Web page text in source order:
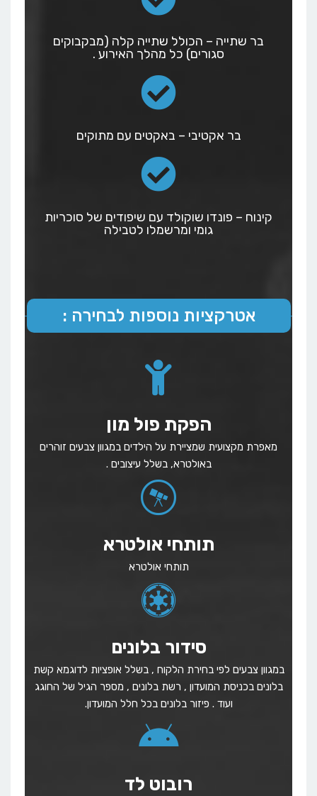
בר שתייה – הכולל שתייה קלה (מבקבוקים
סגורים) כל מהלך האירוע .
בר אקטיבי – באקטים עם מתוקים
קינוח – פונדו שוקולד עם שיפודים של סוכריות
גומי ומרשמלו לטבילה
אטרקציות נוספות לבחירה :
הפקת פול מון
מאפרת מקצועית שמציירת על הילדים במגוון צבעים זוהרים
באולטרא, בשלל עיצובים .
תותחי אולטרא
תותחי אולטרא
סידור בלונים
במגוון צבעים לפי בחירת הלקוח , בשלל אופציות לדוגמא קשת
בלונים בכניסת המועדון , רשת בלונים , מספר הגיל של החוגג
ועוד . פיזור בלונים בכל חלל המועדון.
רובוט לד